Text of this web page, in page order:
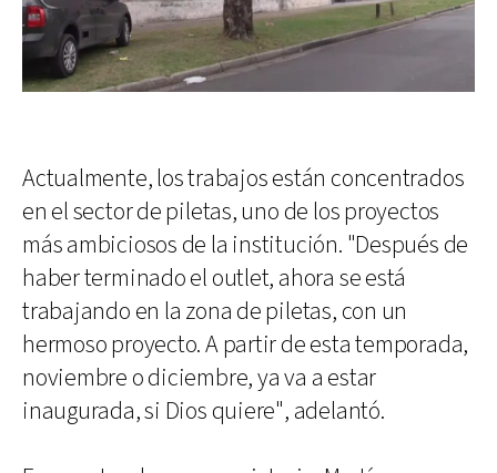
Actualmente, los trabajos están concentrados
en el sector de piletas, uno de los proyectos
más ambiciosos de la institución. "Después de
haber terminado el outlet, ahora se está
trabajando en la zona de piletas, con un
hermoso proyecto. A partir de esta temporada,
noviembre o diciembre, ya va a estar
inaugurada, si Dios quiere", adelantó.